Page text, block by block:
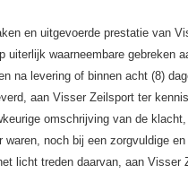
en uitgevoerde prestatie van
uiterlijk waarneembare gebreken
na levering of binnen acht (8)
aan Visser Zeilsport ter
omschrijving van de
waren, noch bij een zorgvuldige
licht treden daarvan, aan